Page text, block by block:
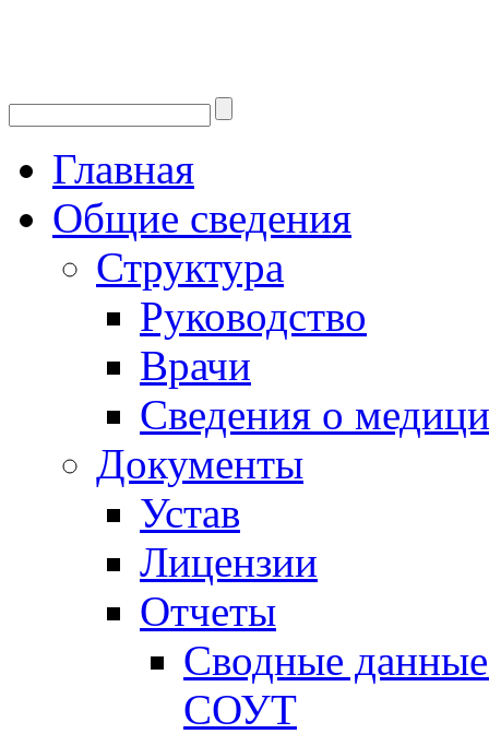
Главная
Общие сведения
Структура
Руководство
Врачи
Сведения о
Документы
Устав
Лицензии
Отчеты
Сводные данные
СОУТ